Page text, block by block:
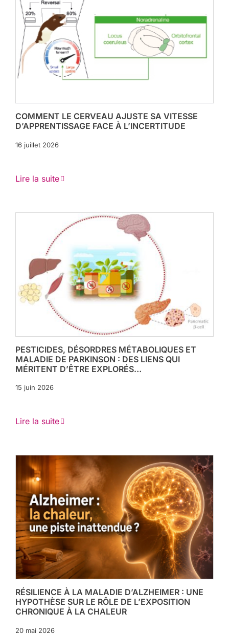
COMMENT LE CERVEAU AJUSTE SA VITESSE
D’APPRENTISSAGE FACE À L’INCERTITUDE
16 juillet 2026
Lire la suite
PESTICIDES, DÉSORDRES MÉTABOLIQUES ET
MALADIE DE PARKINSON : DES LIENS QUI
MÉRITENT D’ÊTRE EXPLORÉS…
15 juin 2026
Lire la suite
RÉSILIENCE À LA MALADIE D’ALZHEIMER : UNE
HYPOTHÈSE SUR LE RÔLE DE L’EXPOSITION
CHRONIQUE À LA CHALEUR
20 mai 2026